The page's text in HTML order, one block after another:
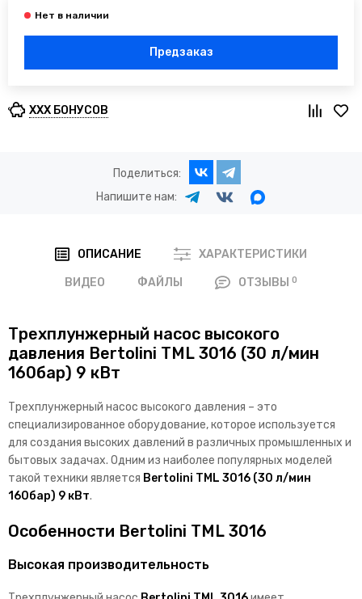
Предзаказ
XXX БОНУСОВ
Поделиться:
Напишите нам:
ОПИСАНИЕ ХАРАКТЕРИСТИКИ
ВИДЕО ФАЙЛЫ ОТЗЫВЫ 0
Трехплунжерный насос высокого
давления Bertolini TML 3016 (30 л/мин
160бар) 9 кВт
Трехплунжерный насос высокого давления – это
специализированное оборудование, которое используется
для создания высоких давлений в различных промышленных и
бытовых задачах. Одним из наиболее популярных моделей
такой техники является Bertolini TML 3016 (30 л/мин
160бар) 9 кВт.
Особенности Bertolini TML 3016
Высокая производительность